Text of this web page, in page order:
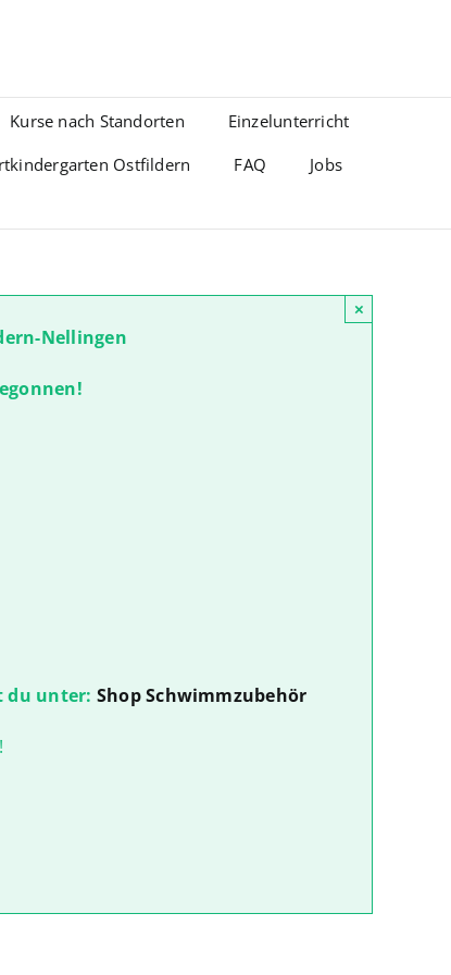
Kurse nach Standorten
Einzelunterricht
Ostfildern FAQ
Jobs
Nellingen
du unter: Shop Schwimmzubehör
×